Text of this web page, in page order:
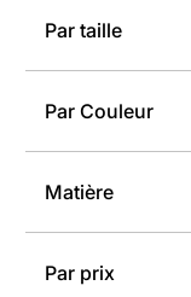
Par taille
Par Couleur
Matière
Par prix